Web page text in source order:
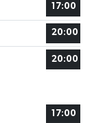
17:00
20:00
20:00
17:00